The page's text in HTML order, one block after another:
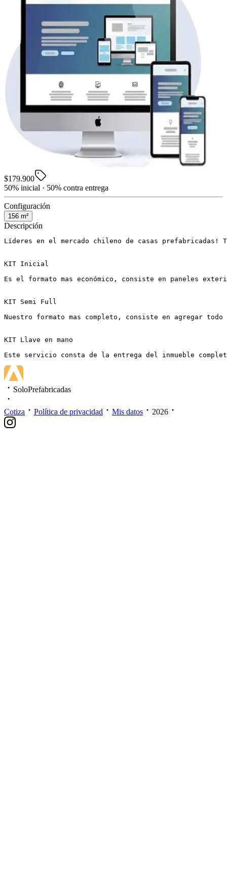
$179.900
50% inicial · 50% contra entrega
Configuración
156 m²
Descripción
Líderes en el mercado chileno de casas prefabricadas!
KIT Inicial
Es el formato mas económico, consiste en paneles
KIT Semi Full
Nuestro formato mas completo, consiste en agregar
KIT Llave en mano
Este servicio consta de la entrega del inmueble
SoloPrefabricadas
Cotiza Política de privacidad Mis datos 2026